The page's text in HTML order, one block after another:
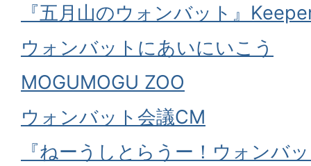
『五月山のウォンバット』
ウォンバットにあいにいこう
MOGUMOGU ZOO
ウォンバット会議CM
『ねーうしとらうー！ウォンバ